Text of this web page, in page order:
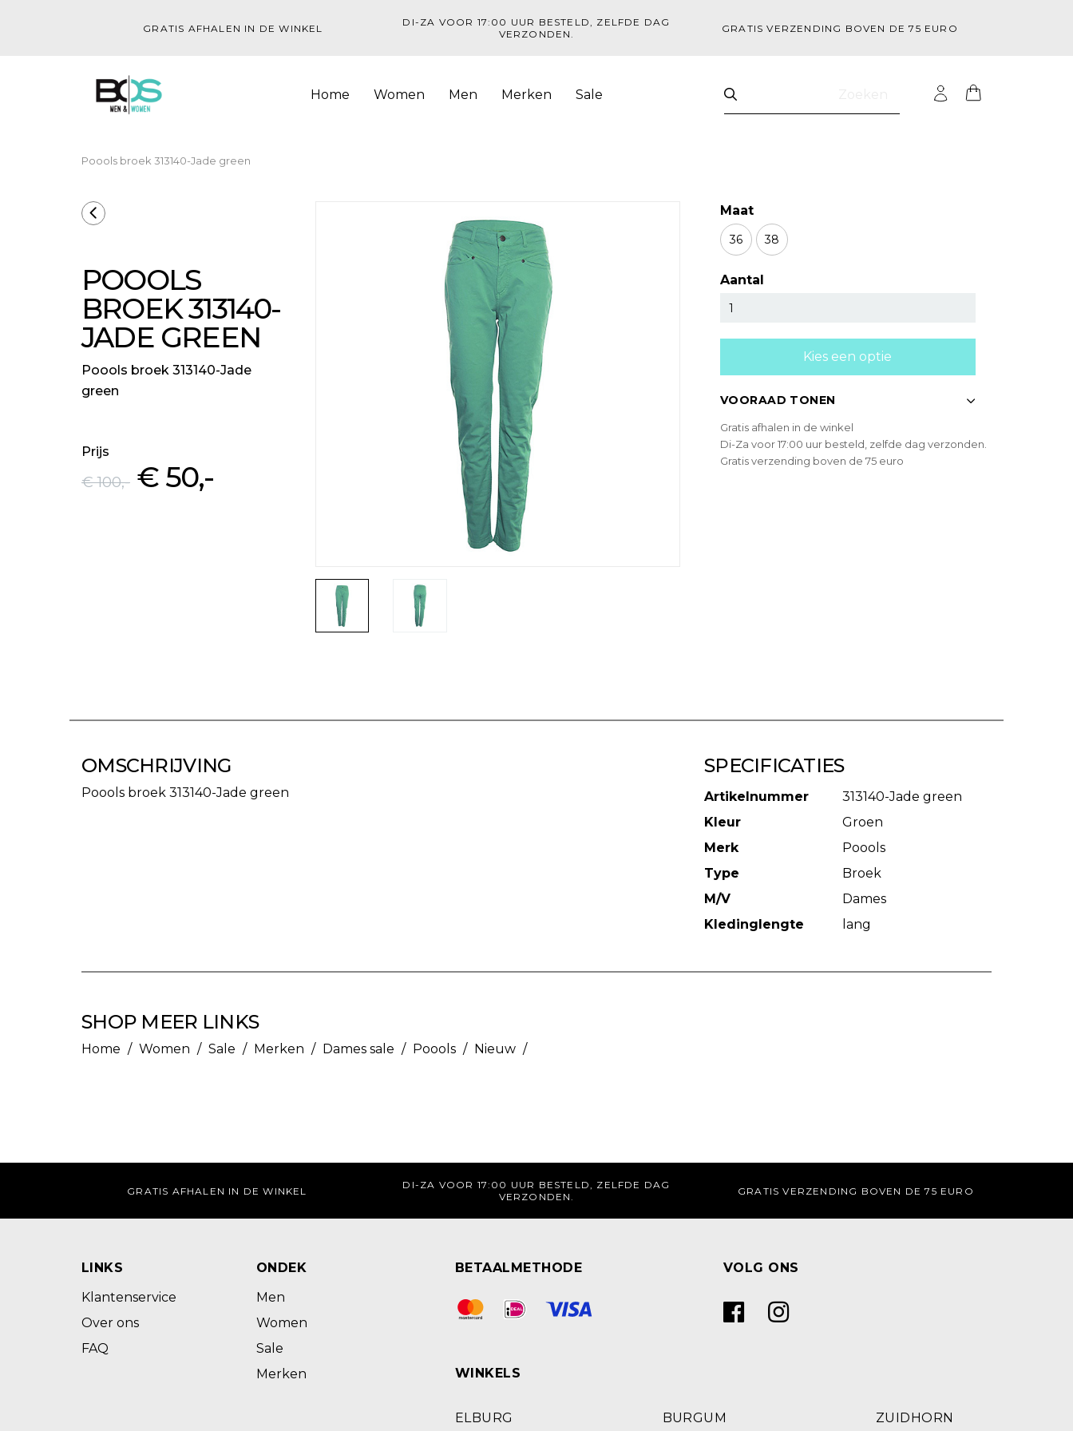
GRATIS AFHALEN IN DE WINKEL
DI-ZA VOOR 17:00 UUR BESTELD, ZELFDE DAG
VERZONDEN.
GRATIS VERZENDING BOVEN DE 75 EURO
Home Women Men Merken Sale
Poools broek 313140-Jade green
POOOLS
BROEK 313140-
JADE GREEN
Poools broek 313140-Jade
green
Prijs
€ 100,- € 50,-
Maat
36 38
Aantal
Kies een optie
VOORAAD TONEN
Gratis afhalen in de winkel
Di-Za voor 17:00 uur besteld, zelfde dag verzonden.
Gratis verzending boven de 75 euro
OMSCHRIJVING
Poools broek 313140-Jade green
SPECIFICATIES
Artikelnummer
313140-Jade green
Kleur
Groen
Merk
Poools
Type
Broek
M/V
Dames
Kledinglengte
lang
SHOP MEER LINKS
Home / Women / Sale / Merken / Dames sale / Poools / Nieuw /
GRATIS AFHALEN IN DE WINKEL
DI-ZA VOOR 17:00 UUR BESTELD, ZELFDE DAG
VERZONDEN.
GRATIS VERZENDING BOVEN DE 75 EURO
LINKS
Klantenservice
Over ons
FAQ
ONDEK
Men
Women
Sale
Merken
BETAALMETHODE VOLG ONS
WINKELS
ELBURG BURGUM ZUIDHORN